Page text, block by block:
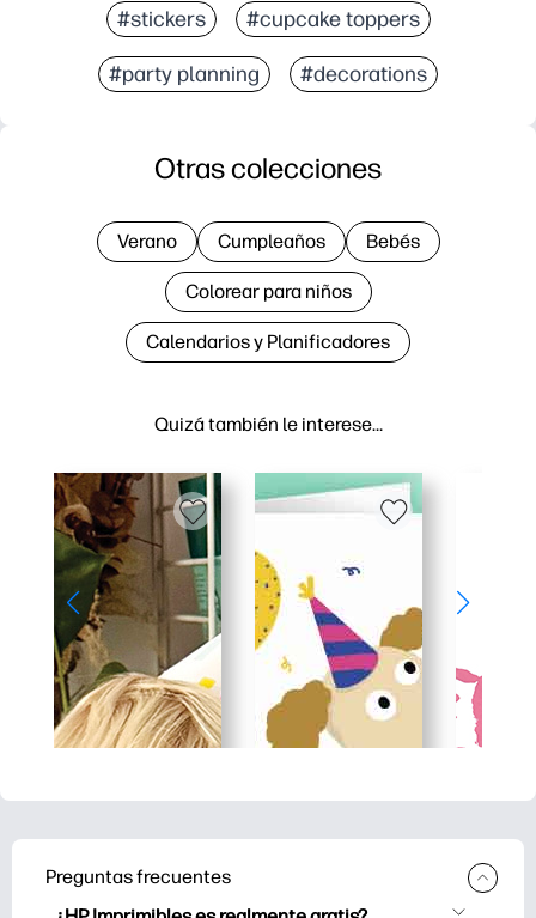
#stickers #cupcake toppers
#party planning #decorations
Quizá también le interese…
Otras colecciones
Verano Cumpleaños Bebés
Colorear para niños
Calendarios y Planificadores
Preguntas frecuentes